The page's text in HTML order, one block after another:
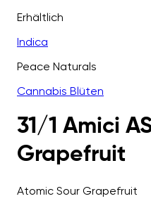
Erhältlich
Indica
Peace Naturals
Cannabis Blüten
31/1 Amici
Grapefruit
Atomic Sour Grapefruit